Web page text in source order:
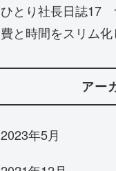
ひとり社長日誌17
費と時間をスリム
アー
2023年5月